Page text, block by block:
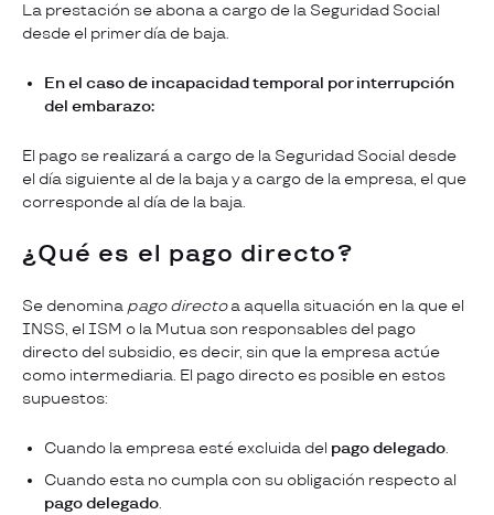
La prestación se abona a cargo de la Seguridad Social
desde el primer día de baja.
En el caso de incapacidad temporal por interrupción
del embarazo:
El pago se realizará a cargo de la Seguridad Social desde
el día siguiente al de la baja y a cargo de la empresa, el que
corresponde al día de la baja.
¿Qué es el pago directo?
Se denomina pago directoa aquella situación en la que el
INSS, el ISM o la Mutua son responsables del pago
directo del subsidio, es decir, sin que la empresa actúe
como intermediaria. El pago directo es posible en estos
supuestos:
Cuando la empresa esté excluida del pago delegado.
Cuando esta no cumpla con su obligación respecto al
pago delegado.